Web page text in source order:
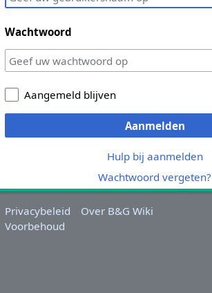
Wachtwoord
Aangemeld blijven
Aanmelden
Hulp bij aanmelden
Wachtwoord vergeten?
Privacybeleid
Over B&G Wiki
Voorbehoud